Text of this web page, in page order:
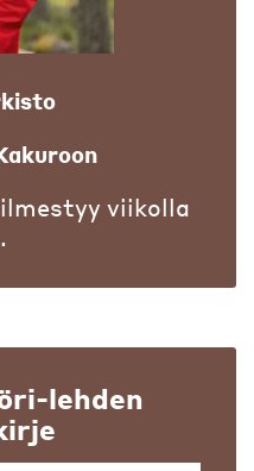
viikolla
lehden